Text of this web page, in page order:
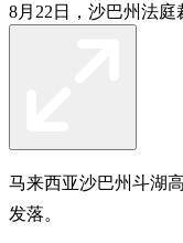
8月22日，沙巴州法庭
马来西亚沙巴州斗湖
发落。